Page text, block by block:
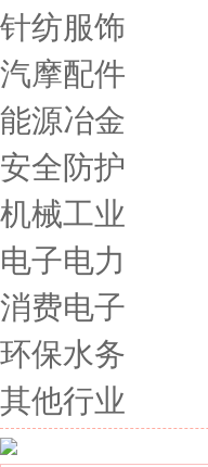
针纺服饰
汽摩配件
能源冶金
安全防护
机械工业
电子电力
消费电子
环保水务
其他行业